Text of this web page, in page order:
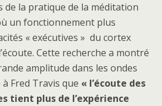
de la pratique de la méditation
un fonctionnement plus
« exécutives » du cortex
Cette recherche a montré
amplitude dans les ondes
Fred Travis que « l’écoute des
tient plus de l’expérience